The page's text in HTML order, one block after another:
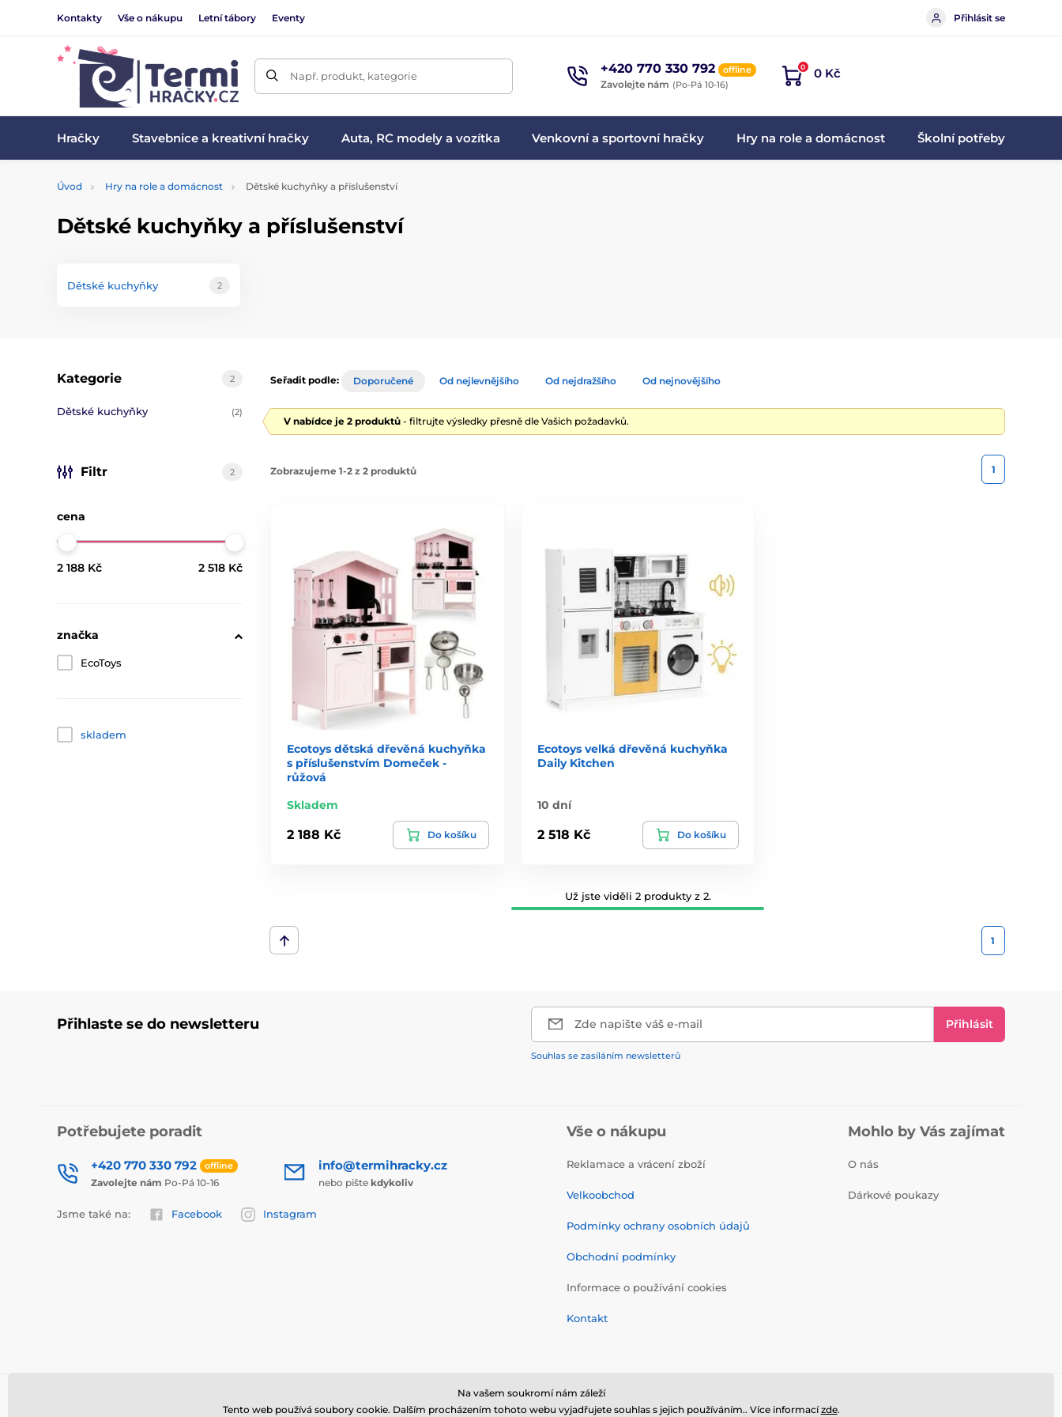
Kontakty Vše o nákupu Letní tábory Eventy Přihlásit se
Např. produkt, kategorie +420 770 330 792 offline
Zavolejte nám (Po-Pá 10-16)
0 0 Kč
Hračky Stavebnice a kreativní hračky Auta, RC modely a vozítka Venkovní a sportovní hračky Hry na role a domácnost Školní potřeby
Úvod Hry na role a domácnost Dětské kuchyňky a příslušenství
Dětské kuchyňky a příslušenství
Dětské kuchyňky 2
2
Kategorie
Dětské kuchyňky (2)
Filtr 2
cena
2 188 Kč 2 518 Kč
značka
EcoToys
skladem
Seřadit podle: Doporučené Od nejlevnějšího Od nejdražšího Od nejnovějšího
V nabídce je 2 produktů - filtrujte výsledky přesně dle Vašich požadavků.
Zobrazujeme 1-2 z 2 produktů 1
Ecotoys dětská dřevěná kuchyňka
s příslušenstvím Domeček -
růžová
Skladem
2 188 Kč Do košíku
Ecotoys velká dřevěná kuchyňka
Daily Kitchen
10 dní
2 518 Kč Do košíku
Už jste viděli 2 produkty z 2.
1
Přihlaste se do newsletteru Zde napište váš e-mail Přihlásit
Souhlas se zasíláním newsletterů
Potřebujete poradit
+420 770 330 792 offline
Zavolejte nám Po-Pá 10-16
info@termihracky.cz
nebo pište kdykoliv
Jsme také na: Facebook Instagram
Vše o nákupu
Reklamace a vrácení zboží
Velkoobchod
Podmínky ochrany osobních údajů
Obchodní podmínky
Informace o používání cookies
Kontakt
Mohlo by Vás zajímat
O nás
Dárkové poukazy
© 2026 www.termihracky.cz ⦁ E-shop vytvořilaSIMPLIA.cz
Na vašem soukromí nám záleží
Tento web používá soubory cookie. Dalším procházením tohoto webu vyjadřujete souhlas s jejich používáním.. Více informacízde.